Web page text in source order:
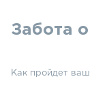
Забота
Как пройдет ваш